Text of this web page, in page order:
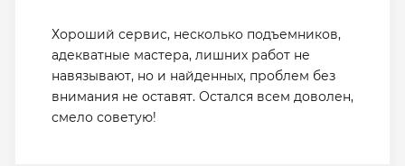
Хороший сервис, несколько подъемников,
адекватные мастера, лишних работ не
навязывают, но и найденных, проблем без
внимания не оставят. Остался всем доволен,
смело советую!